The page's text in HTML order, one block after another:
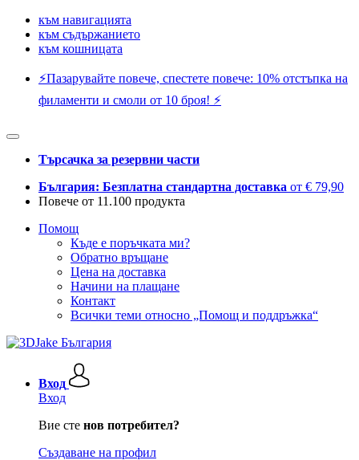
към навигацията
към съдържанието
към кошницата
⚡️Пазарувайте повече, спестете повече: 10% отстъпка на
филаменти и смоли от 10 броя! ⚡️
Търсачка за резервни части
България: Безплатна стандартна доставка от € 79,90
Повече от 11.100 продукта
Помощ
Къде е поръчката ми?
Обратно връщане
Цена на доставка
Начини на плащане
Контакт
Всички теми относно „Помощ и поддръжка“
Вход
Вход
Вие сте нов потребител?
Създаване на профил